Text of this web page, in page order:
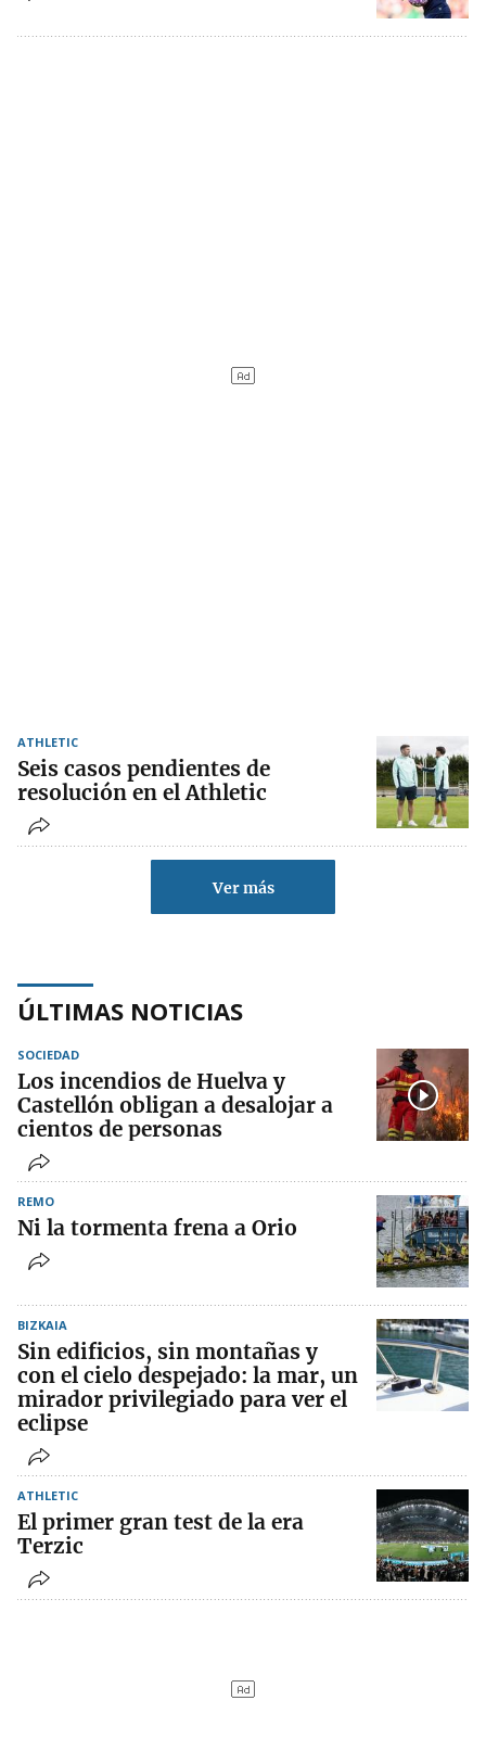
ATHLETIC
Seis casos pendientes de
resolución en el Athletic
Ver más
ÚLTIMAS NOTICIAS
SOCIEDAD
Los incendios de Huelva y
Castellón obligan a desalojar a
cientos de personas
REMO
Ni la tormenta frena a Orio
BIZKAIA
Sin edificios, sin montañas y
con el cielo despejado: la mar, un
mirador privilegiado para ver el
eclipse
ATHLETIC
El primer gran test de la era
Terzic